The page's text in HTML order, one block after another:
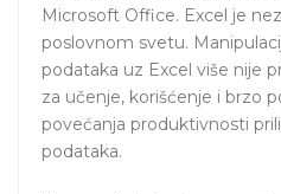
Microsoft Office. Excel je
poslovnom svetu.
podataka uz Excel više nije
za učenje, korišćenje i brzo
povećanja produktivnosti
podataka.